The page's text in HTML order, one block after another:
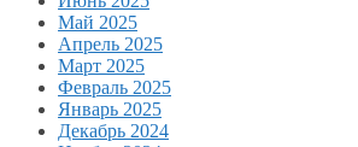
Май 2025
Апрель 2025
Март 2025
Февраль 2025
Январь 2025
Декабрь 2024